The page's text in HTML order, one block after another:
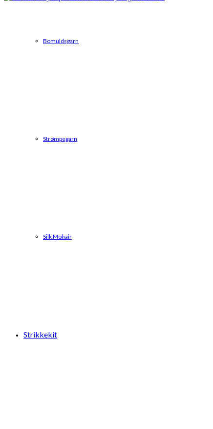
Bomuldsgarn
Strømpegarn
Silk Mohair
Strikkekit